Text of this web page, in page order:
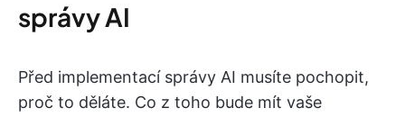
správy AI
Před implementací správy AI musíte pochopit,
proč to děláte. Co z toho bude mít vaše